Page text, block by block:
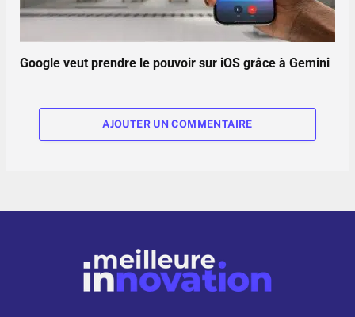
Google veut prendre le pouvoir sur iOS grâce à Gemini
AJOUTER UN COMMENTAIRE